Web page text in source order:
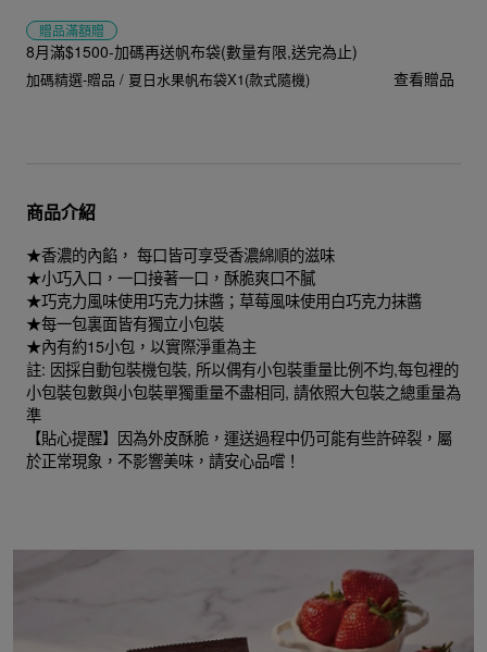
贈品滿額贈
8月滿$1500-加碼再送帆布袋(數量有限,送完為止)
加碼精選-贈品 / 夏日水果帆布袋X1(款式隨機) 查看贈品
商品介紹
★香濃的內餡， 每口皆可享受香濃綿順的滋味
★小巧入口，一口接著一口，酥脆爽口不膩
★巧克力風味使用巧克力抹醬；草莓風味使用白巧克力抹醬
★每一包裏面皆有獨立小包裝
★內有約15小包，以實際淨重為主
註: 因採自動包裝機包裝, 所以偶有小包裝重量比例不均,每包裡的
小包裝包數與小包裝單獨重量不盡相同, 請依照大包裝之總重量為
準
【貼心提醒】因為外皮酥脆，運送過程中仍可能有些許碎裂，屬
於正常現象，不影響美味，請安心品嚐！